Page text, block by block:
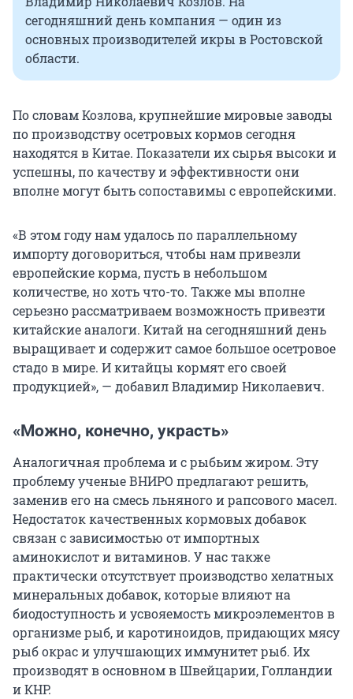
сегодняшний день компания — один из
основных производителей икры в Ростовской
области.
По словам Козлова, крупнейшие мировые заводы
по производству осетровых кормов сегодня
находятся в Китае. Показатели их сырья высоки и
успешны, по качеству и эффективности они
вполне могут быть сопоставимы с европейскими.
«В этом году нам удалось по параллельному
импорту договориться, чтобы нам привезли
европейские корма, пусть в небольшом
количестве, но хоть что-то. Также мы вполне
серьезно рассматриваем возможность привезти
китайские аналоги. Китай на сегодняшний день
выращивает и содержит самое большое осетровое
стадо в мире. И китайцы кормят его своей
продукцией», — добавил Владимир Николаевич.
«Можно, конечно, украсть»
Аналогичная проблема и с рыбьим жиром. Эту
проблему ученые ВНИРО предлагают решить,
заменив его на смесь льняного и рапсового масел.
Недостаток качественных кормовых добавок
связан с зависимостью от импортных
аминокислот и витаминов. У нас также
практически отсутствует производство хелатных
минеральных добавок, которые влияют на
биодоступность и усвояемость микроэлементов в
организме рыб, и каротиноидов, придающих мясу
рыб окрас и улучшающих иммунитет рыб. Их
производят в основном в Швейцарии, Голландии
и КНР.